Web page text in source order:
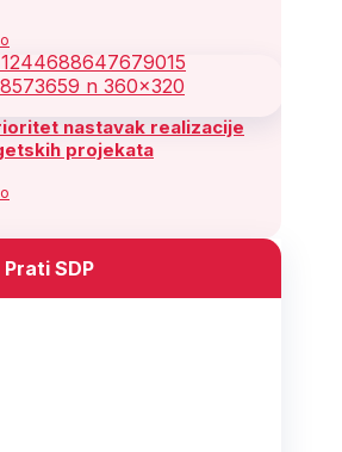
nastavak realizacije
projekata
Prati SDP